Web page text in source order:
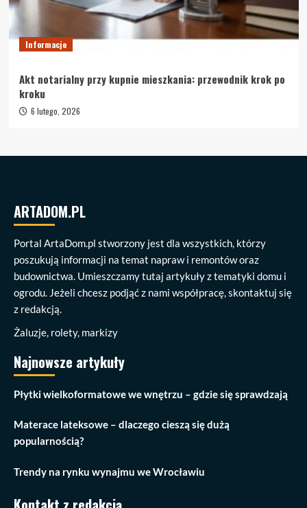
Informacje
Akt notarialny przy kupnie mieszkania: przewodnik krok po
kroku
6 lutego, 2026
ARTADOM.PL
Portal ArtaDom.pl stworzony jest dla wszystkich, którzy
poszukują informacji na temat napraw i remontów oraz
budownictwa. Umieszczamy tutaj artykuły z tematyki domu i
ogrodu. Jeżeli chcesz podjąć z nami współpracę, skontaktuj się
z redakcją.
Żaluzje, rolety, markizy
Najnowsze artykuły
Płytki wielkoformatowe we wnętrzu – gdzie się sprawdzają
Materace lateksowe – dlaczego cieszą się dużą
popularnością?
Trendy na rynku wynajmu we Wrocławiu